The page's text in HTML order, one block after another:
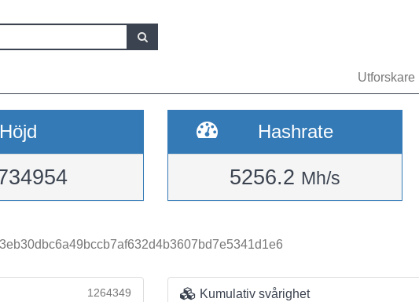
Utforskare
Höjd Hashrate
5256.2 Mh/s
1264349 Kumulativ svårighet